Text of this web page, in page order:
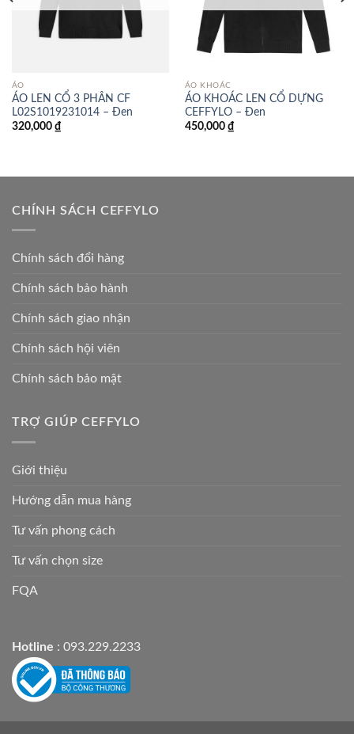
ÁO
ÁO LEN CỔ 3 PHÂN CF
L02S1019231014 – Đen
320,000 ₫
ÁO KHOÁC
ÁO KHOÁC LEN CỔ DỰNG
CEFFYLO – Đen
450,000 ₫
CHÍNH SÁCH CEFFYLO
Chính sách đổi hàng
Chính sách bảo hành
Chính sách giao nhận
Chính sách hội viên
Chính sách bảo mật
TRỢ GIÚP CEFFYLO
Giới thiệu
Hướng dẫn mua hàng
Tư vấn phong cách
Tư vấn chọn size
FQA
Hotline : 093.229.2233